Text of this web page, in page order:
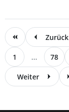
Zurück
1 ... 78
Weiter